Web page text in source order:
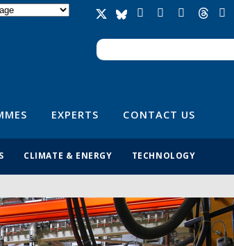
Search form
Search
EXPERTS CONTACT US
CLIMATE & ENERGY TECHNOLOGY